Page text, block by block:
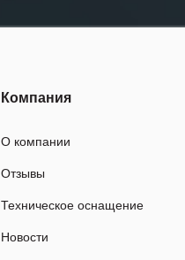
Компания
О компании
Отзывы
Техническое оснащение
Новости